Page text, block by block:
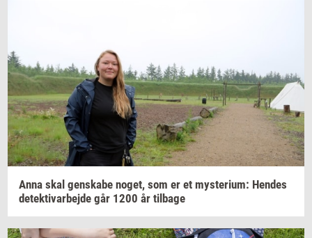
Anna skal gen­ska­be noget, som er et myste­ri­um: Hen­des
de­tek­ti­v­ar­bej­de går 1200 år til­ba­ge